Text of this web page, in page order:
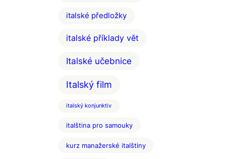
italské předložky
italské příklady vět
Italské učebnice
Italský film
italský konjunktiv
italština pro samouky
kurz manažerské italštiny